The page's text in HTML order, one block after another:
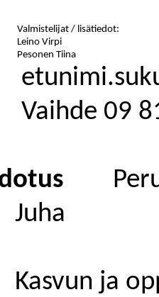
Valmistelijat / lisätiedot:
Leino Virpi
Pesonen Tiina
Vaihde 09
Juha
Kasvun ja